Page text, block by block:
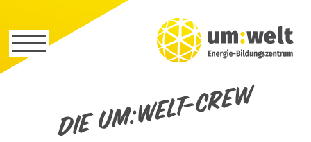
Die um:welt-Crew